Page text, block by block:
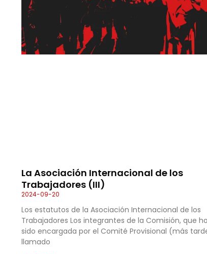
La Asociación Internacional de los
Trabajadores (III)
2024-09-20
Los estatutos de la Asociación Internacional de los
Trabajadores Los integrantes de la Comisión, que
sido encargada por el Comité Provisional (más
llamado